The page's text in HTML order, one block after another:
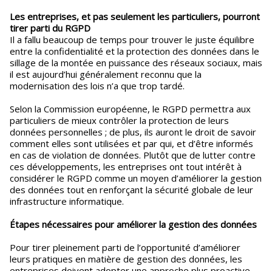
Les entreprises, et pas seulement les particuliers, pourront
tirer parti du RGPD
Il a fallu beaucoup de temps pour trouver le juste équilibre
entre la confidentialité et la protection des données dans le
sillage de la montée en puissance des réseaux sociaux, mais
il est aujourd’hui généralement reconnu que la
modernisation des lois n’a que trop tardé.
Selon la Commission européenne, le RGPD permettra aux
particuliers de mieux contrôler la protection de leurs
données personnelles ; de plus, ils auront le droit de savoir
comment elles sont utilisées et par qui, et d’être informés
en cas de violation de données. Plutôt que de lutter contre
ces développements, les entreprises ont tout intérêt à
considérer le RGPD comme un moyen d’améliorer la gestion
des données tout en renforçant la sécurité globale de leur
infrastructure informatique.
Étapes nécessaires pour améliorer la gestion des données
Pour tirer pleinement parti de l’opportunité d’améliorer
leurs pratiques en matière de gestion des données, les